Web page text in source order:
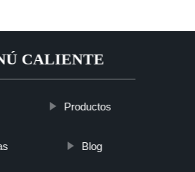
CALIENTE
Productos
Blog